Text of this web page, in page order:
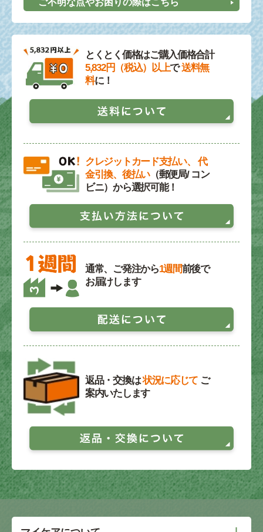
ご不明な点やお困りの際はこちら
とくとく価格はご購入価格合計
5,832円（税込）以上で送料無
料に！
クレジットカード支払い、 代
金引換、後払い（郵便局/ コン
ビニ）から選択可能！
通常、ご発注から1週間前後で
お届けします
返品・交換は状況に応じて ご
案内いたします